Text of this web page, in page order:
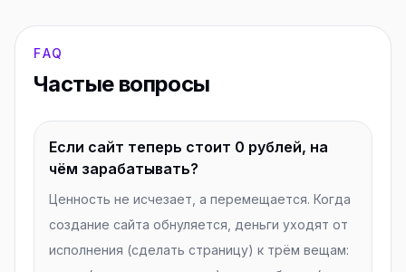
FAQ
Частые вопросы
Если сайт теперь стоит 0 рублей, на
чём зарабатывать?
Ценность не исчезает, а перемещается. Когда
создание сайта обнуляется, деньги уходят от
исполнения (сделать страницу) к трём вещам: